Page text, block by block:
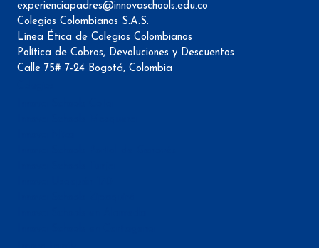
experienciapadres@innovaschools.edu.co
Colegios Colombianos S.A.S.
Línea Ética de Colegios Colombianos
Política de Cobros, Devoluciones y Descuentos
Calle 75# 7-24 Bogotá, Colombia